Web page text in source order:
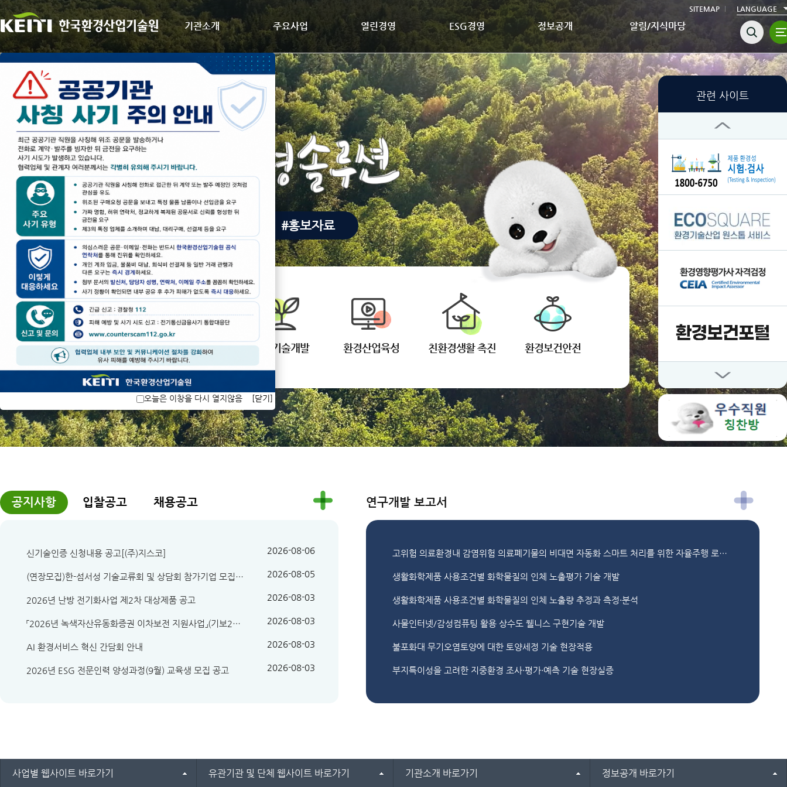
오늘은 이창을 다시 열지않음 [닫기]
기관소개 주요사업 열린경영 ESG경영 정보공개 알림/지식마당
SITEMAP LANGUAGE
#사업 · 이슈 #기술원 소식 #홍보자료
사업 · 이슈
ESG 인프라 지원 환경기술개발 환경산업육성 친환경생활 촉진 환경보건안전
관련 사이트
공지사항 입찰공고 채용공고
신기술인증 신청내용 공고[(주)지스코] 2026-08-06
(연장모집)한-섬서성 기술교류회 및 상담회 참가기업 모집 연장 안내(~8.13.(목)) 2026-08-05
2026년 난방 전기화사업 제2차 대상제품 공고 2026-08-03
「2026년 녹색자산유동화증권 이차보전 지원사업」(기보2차) 공고 2026-08-03
AI 환경서비스 혁신 간담회 안내 2026-08-03
2026년 ESG 전문인력 양성과정(9월) 교육생 모집 공고 2026-08-03
연구개발 보고서
고위험 의료환경내 감염위험 의료폐기물의 비대면 자동화 스마트 처리를 위한 자율주행 로봇 기술개발
생활화학제품 사용조건별 화학물질의 인체 노출평가 기술 개발
생활화학제품 사용조건별 화학물질의 인체 노출량 추정과 측정·분석
사물인터넷/감성컴퓨팅 활용 상수도 웰니스 구현기술 개발
불포화대 무기오염토양에 대한 토양세정 기술 현장적용
부지특이성을 고려한 지중환경 조사·평가·예측 기술 현장실증
사업별 웹사이트 바로가기 유관기관 및 단체 웹사이트 바로가기 기관소개 바로가기 정보공개 바로가기